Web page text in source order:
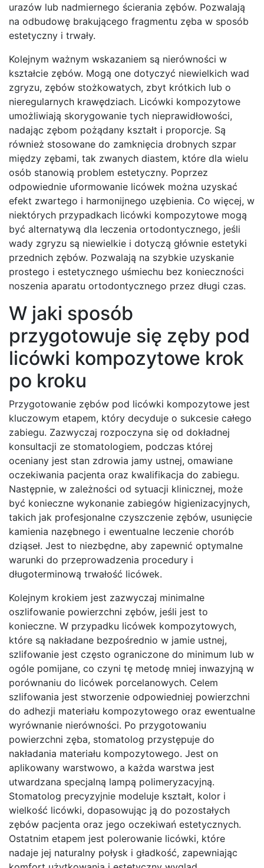
urazów lub nadmiernego ścierania zębów. Pozwalają
na odbudowę brakującego fragmentu zęba w sposób
estetyczny i trwały.
Kolejnym ważnym wskazaniem są nierówności w
kształcie zębów. Mogą one dotyczyć niewielkich wad
zgryzu, zębów stożkowatych, zbyt krótkich lub o
nieregularnych krawędziach. Licówki kompozytowe
umożliwiają skorygowanie tych nieprawidłowości,
nadając zębom pożądany kształt i proporcje. Są
również stosowane do zamknięcia drobnych szpar
między zębami, tak zwanych diastem, które dla wielu
osób stanowią problem estetyczny. Poprzez
odpowiednie uformowanie licówek można uzyskać
efekt zwartego i harmonijnego uzębienia. Co więcej, w
niektórych przypadkach licówki kompozytowe mogą
być alternatywą dla leczenia ortodontycznego, jeśli
wady zgryzu są niewielkie i dotyczą głównie estetyki
przednich zębów. Pozwalają na szybkie uzyskanie
prostego i estetycznego uśmiechu bez konieczności
noszenia aparatu ortodontycznego przez długi czas.
W jaki sposób
przygotowuje się zęby pod
licówki kompozytowe krok
po kroku
Przygotowanie zębów pod licówki kompozytowe jest
kluczowym etapem, który decyduje o sukcesie całego
zabiegu. Zazwyczaj rozpoczyna się od dokładnej
konsultacji ze stomatologiem, podczas której
oceniany jest stan zdrowia jamy ustnej, omawiane
oczekiwania pacjenta oraz kwalifikacja do zabiegu.
Następnie, w zależności od sytuacji klinicznej, może
być konieczne wykonanie zabiegów higienizacyjnych,
takich jak profesjonalne czyszczenie zębów, usunięcie
kamienia nazębnego i ewentualne leczenie chorób
dziąseł. Jest to niezbędne, aby zapewnić optymalne
warunki do przeprowadzenia procedury i
długoterminową trwałość licówek.
Kolejnym krokiem jest zazwyczaj minimalne
oszlifowanie powierzchni zębów, jeśli jest to
konieczne. W przypadku licówek kompozytowych,
które są nakładane bezpośrednio w jamie ustnej,
szlifowanie jest często ograniczone do minimum lub w
ogóle pomijane, co czyni tę metodę mniej inwazyjną w
porównaniu do licówek porcelanowych. Celem
szlifowania jest stworzenie odpowiedniej powierzchni
do adhezji materiału kompozytowego oraz ewentualne
wyrównanie nierówności. Po przygotowaniu
powierzchni zęba, stomatolog przystępuje do
nakładania materiału kompozytowego. Jest on
aplikowany warstwowo, a każda warstwa jest
utwardzana specjalną lampą polimeryzacyjną.
Stomatolog precyzyjnie modeluje kształt, kolor i
wielkość licówki, dopasowując ją do pozostałych
zębów pacjenta oraz jego oczekiwań estetycznych.
Ostatnim etapem jest polerowanie licówki, które
nadaje jej naturalny połysk i gładkość, zapewniając